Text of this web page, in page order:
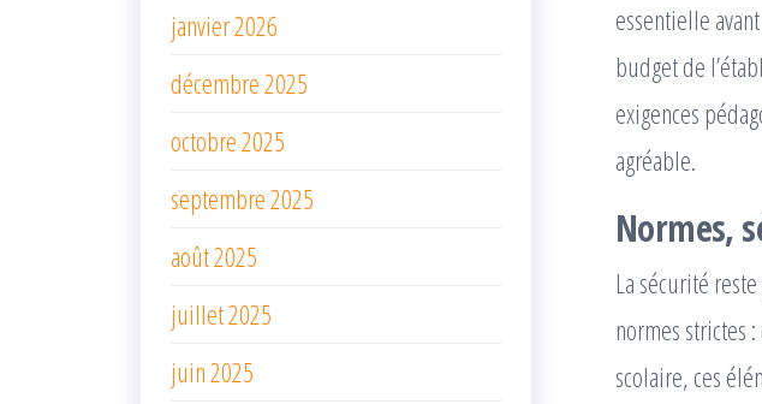
essentielle
budget de
exigences
agréable.
Normes,
La sécurité
normes strictes
scolaire, ces
janvier 2026
décembre 2025
octobre 2025
septembre 2025
août 2025
juillet 2025
juin 2025